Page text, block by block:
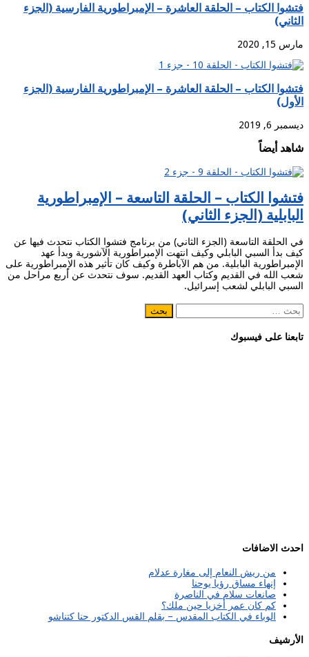
فتشوا الكتاب – الحلقة العاشرة – الإمبراطورية الفارسية (الجزء
الثاني)
مارس 15, 2020
فتشوا الكتاب – الحلقة العاشرة – الإمبراطورية الفارسية (الجزء
الأول)
ديسمبر 6, 2019
شاهد أيضاً
فتشوا الكتاب – الحلقة التاسعة – الإمبراطورية
البابلية (الجزء الثاني)
في الحلقة التاسعة (الجزء الثاني) من برنامج فتشوا الكتاب نتحدث فيها عن
كيف بدأ السبي البابلي وكيف انتهت الإمبراطورية الآشورية وبدأ عهد
الإمبراطورية البابلية. من هم الآباطرة وكيف كان تأثير هذه الإمبراطورية على
شعب الله في القديم وكتاب العهد القديم. سوف نتحدث عن أربع مراحل من
السبي البابلي لشعب إسرائيل.
البحث
عن:
تابعنا على فيسبوك
احدث الاضافات
من ريش النعام إلى مغارة عدلام
إنهاء مساق رؤيا يوحنا
صانعات سلام في الناصرة
كم كان عمر أخزيا حين ملك؟
الوباء في الكتاب المقدس – بقلم القس الدكتور حنا كتناشو
الأرشيف